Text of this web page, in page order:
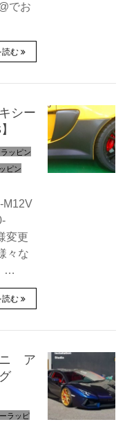
でお
読む
シー
ッピン
ピン
M12V
変更
々な
…
読む
ニ ア
ラッピ